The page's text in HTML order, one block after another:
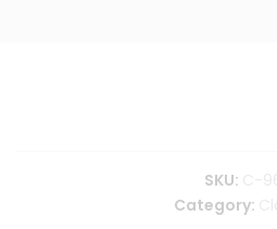
SKU:
Category: